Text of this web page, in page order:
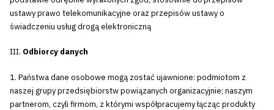
ustawy prawo telekomunikacyjne oraz przepisów ustawy o
świadczeniu usług drogą elektroniczną
III. Odbiorcy danych
1. Państwa dane osobowe mogą zostać ujawnione: podmiotom z
naszej grupy przedsiębiorstw powiązanych organizacyjnie; naszym
partnerom, czyli firmom, z którymi współpracujemy łącząc produkty